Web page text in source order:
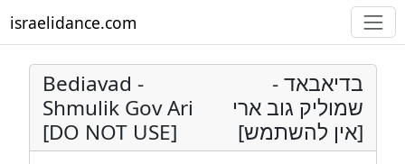
israelidance.com
Bediavad -
Shmulik Gov Ari
[DO NOT USE]
בדיאבאד -
שמוליק גוב ארי
[אין להשתמש]